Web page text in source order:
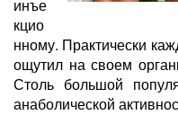
инъе
кцио
нному. Практически
ощутил на своем
Столь большой
анаболической